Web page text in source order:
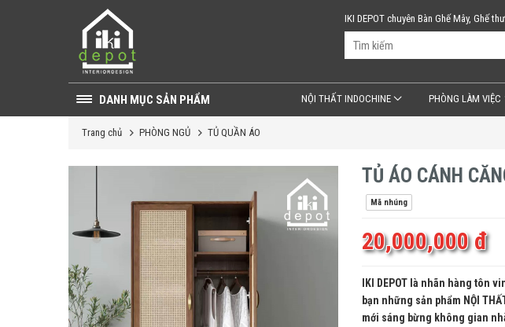
IKI DEPOT chuyên Bàn Ghế Mây, Ghế
DANH MỤC SẢN PHẨM NỘI THẤT INDOCHINE PHÒNG LÀM VIỆC
Trang chủ PHÒNG NGỦ TỦ QUẦN ÁO
TỦ ÁO CÁNH
Mã nhúng
20,000,000 đ
IKI DEPOT là nhãn hàng
bạn những sản phẩm NỘI
mới sáng bừng không gian